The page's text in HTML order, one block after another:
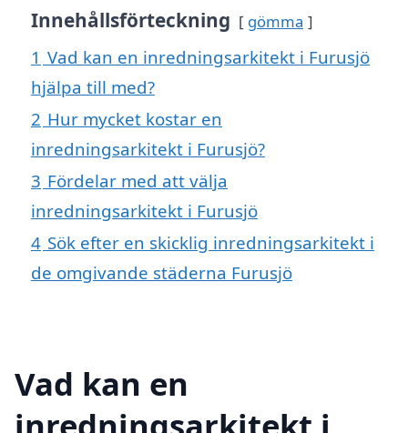
Innehållsförteckning gömma
1 Vad kan en inredningsarkitekt i Furusjö
hjälpa till med?
2 Hur mycket kostar en
inredningsarkitekt i Furusjö?
3 Fördelar med att välja
inredningsarkitekt i Furusjö
4 Sök efter en skicklig inredningsarkitekt i
de omgivande städerna Furusjö
Vad kan en